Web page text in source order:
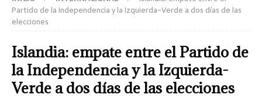
Partido de la Independencia y la Izquierda-Verde a dos días de las
elecciones
Islandia: empate entre el Partido de
la Independencia y la Izquierda-
Verde a dos días de las elecciones